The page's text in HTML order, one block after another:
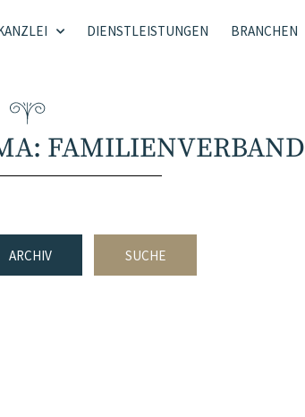
DIENSTLEISTUNGEN BRANCHEN
FAMILIENVERBAND
ARCHIV SUCHE